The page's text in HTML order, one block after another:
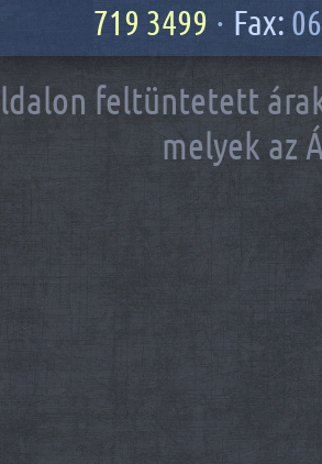
719 3499 · Fax:
feltüntetett
melyek az